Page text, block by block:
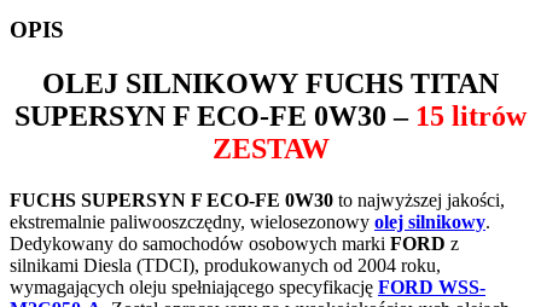
OPIS
OLEJ SILNIKOWY FUCHS TITAN
SUPERSYN F ECO-FE 0W30 – 15 litrów
ZESTAW
FUCHS SUPERSYN F ECO-FE 0W30 to najwyższej jakości,
ekstremalnie paliwooszczędny, wielosezonowy olej silnikowy.
Dedykowany do samochodów osobowych marki FORD z
silnikami Diesla (TDCI), produkowanych od 2004 roku,
wymagających oleju spełniającego specyfikację FORD WSS-